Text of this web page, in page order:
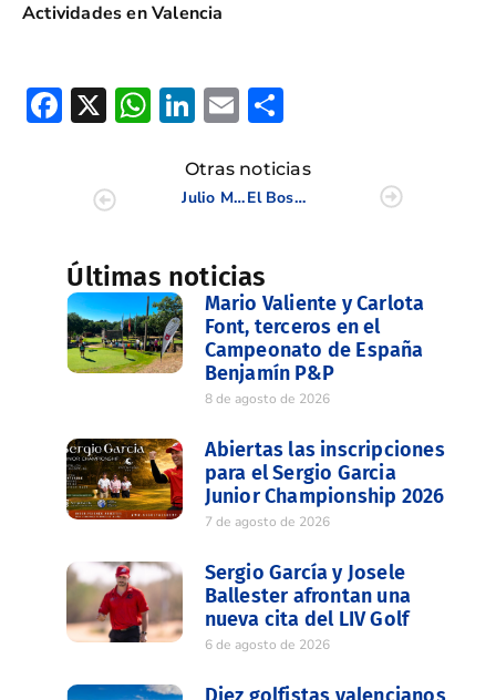
Actividades en Valencia
Facebook
X WhatsApp
LinkedIn
Email
Otras noticias
Julio Moya y Mª José Manzaneda, brillantes campeones Senior de la CV
El Bosque clausuró la XIX Copa Juvenil de la Comunidad Valenciana
Últimas noticias
Mario Valiente y Carlota
Font, terceros en el
Campeonato de España
Benjamín P&P
8 de agosto de 2026
Abiertas las inscripciones
para el Sergio Garcia
Junior Championship 2026
7 de agosto de 2026
Sergio García y Josele
Ballester afrontan una
nueva cita del LIV Golf
6 de agosto de 2026